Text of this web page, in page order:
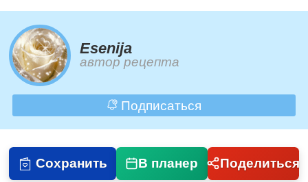
Esenija
автор рецепта
Подписаться
Сохранить В планер Поделиться